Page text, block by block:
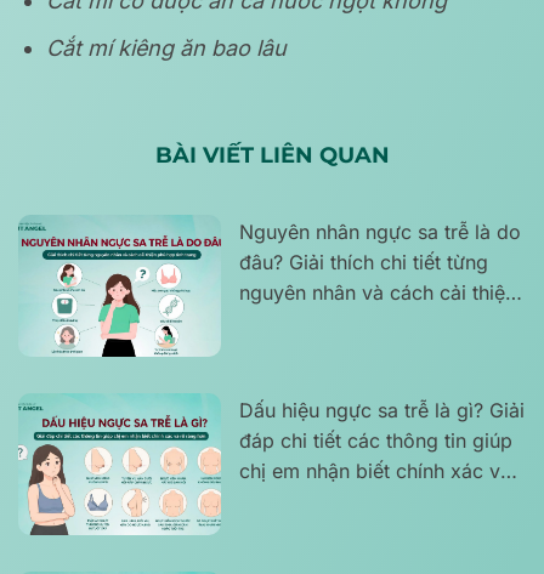
Cắt mí kiêng ăn bao lâu
BÀI VIẾT LIÊN QUAN
Nguyên nhân ngực sa trễ là do
đâu? Giải thích chi tiết từng
nguyên nhân và cách cải thiện
Dấu hiệu ngực sa trễ là gì? Giải
đáp chi tiết các thông tin giúp
chị em nhận biết chính xác và